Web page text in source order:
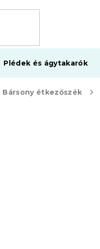
Plédek és ágytakarók
Bársony étkezőszék